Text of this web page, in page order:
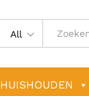
All
HUISHOUDEN